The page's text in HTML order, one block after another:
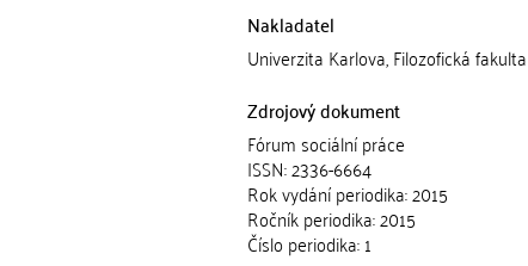
Nakladatel
Univerzita Karlova, Filozofická fakulta
Zdrojový dokument
Fórum sociální práce
ISSN: 2336-6664
Rok vydání periodika: 2015
Ročník periodika: 2015
Číslo periodika: 1